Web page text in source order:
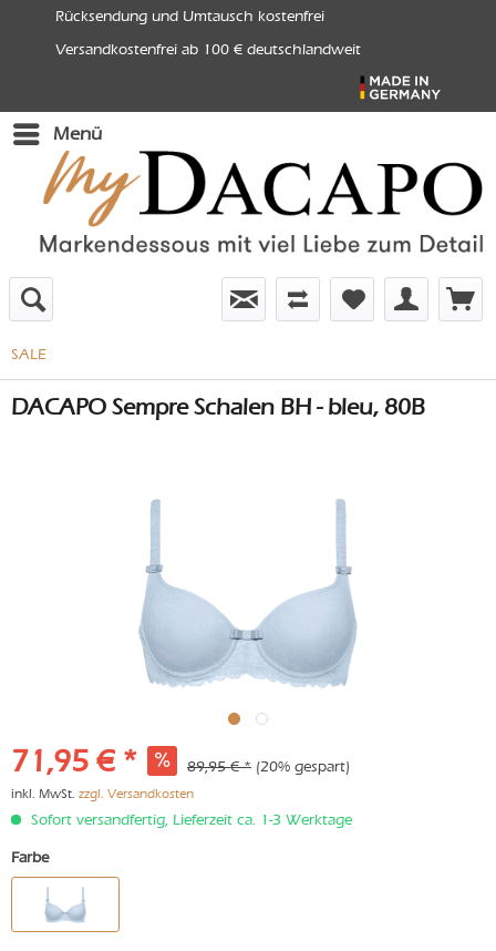
Rücksendung und Umtausch kostenfrei
Versandkostenfrei ab 100 € deutschlandweit
Menü
SALE
DACAPO Sempre Schalen BH - bleu, 80B
71,95 € * 89,95 € * (20% gespart)
inkl. MwSt. zzgl. Versandkosten
Sofort versandfertig, Lieferzeit ca. 1-3 Werktage
Farbe